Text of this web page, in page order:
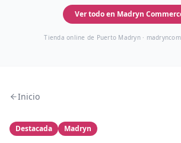
Ver todo en Madryn
Tienda online de Puerto Madryn ·
Inicio
Destacada Madryn